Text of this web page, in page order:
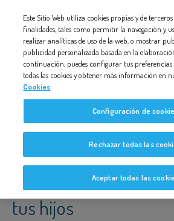
accesibilidad.
OFRECE AGUA FRECUENTEMENTE, O
DE PECHO SI AÚN SON LACTANTES,
HIJOS
Ofrece agua
aumenta las tomas
aún son lactantes,
tus hijos
Este Sitio Web utiliza cookies propias y de
finalidades, tales como permitir la navegación y
realizar analíticas de uso de la web, o mostrar
publicidad personalizada basada en la
continuación, puedes configurar tus
todas las cookies y obtener más información en
Cookies
Configuración de
Rechazar todas las
Aceptar todas las